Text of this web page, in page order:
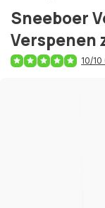
Sneeboer
Verspenen
10/